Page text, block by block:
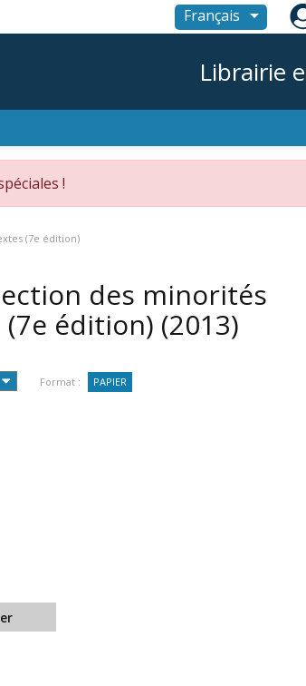
Français 
Librairie
!
(7e édition)
des minorités
(7e édition) (2013)
Format : PAPIER